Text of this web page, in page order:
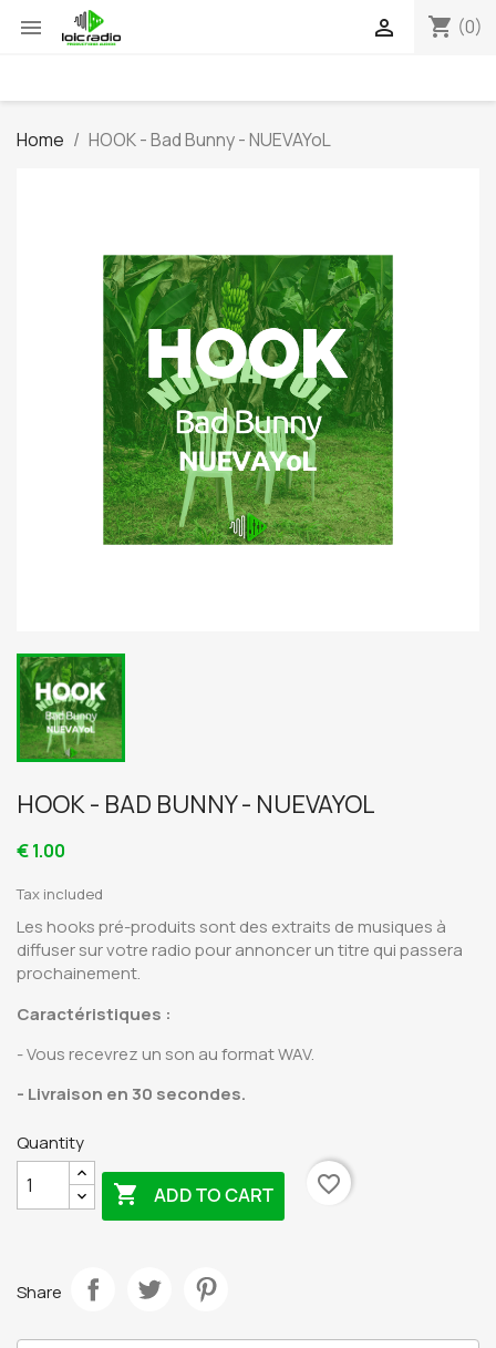
 shopping_cart (0)

Home HOOK - Bad Bunny - NUEVAYoL
HOOK - BAD BUNNY - NUEVAYOL
€ 1.00
Tax included
Les hooks pré-produits sont des extraits de musiques à
diffuser sur votre radio pour annoncer un titre qui passera
prochainement.
Caractéristiques :
- Vous recevrez un son au format WAV.
- Livraison en 30 secondes.
Quantity
 ADD TO CART favorite_border
Share